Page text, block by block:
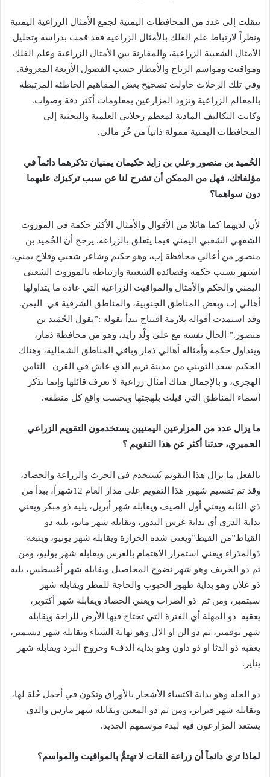
تنقلت إلى عدد من المحافظات اليمنية لجمع الأمثال الزراعية اليمنية
ونظراً لارتباط علم الفلك بالأمثال الزراعية فقد قمت بدراسة وتحليل
الأمثال الشعبية الزراعية، والمقارنة بين الأمثال الزراعية وعلم الفلك
ومواقيت ومواسم الرياح والأمطار حسب الفصول الأربعة المعروفة.
وفي تلك الرحلات حاولت تصحيح بعض المفاهيم الخاطئة المرتبطة
بالمعالم الزراعية ونزود المزارعين بمعلومات أكثر دقة وصواب.
وكانت التكاليف المادية لمعظم رحلاتي العلمية والبحثية إلى
المحافظات اليمنية ممولة ذاتياً من حُر مالي.
الحُميد بن منصور وعلي بن زايد حكيمان يمنيان تذكرهما دائماً في
مؤلفاتك، فهل من الممكن أن تشرح لنا عن سبب تركيزك عليهما
دون سواهما؟
لأن لديهما كما هائلا من الأقوال والأمثال الأكثر حكمة في الموروث
الشفهي الشعبي اليمني فيما يتعلق بالزراعة. يرجح أن الحُميد بن
منصور من أعالي محافظة إب، وهو حكيم وشاعر شعبي وفلاح يمني،
اشتهر بسبب حكمه وقصائده الشعبية وارتباطه بالموروث الشعبي
اليمني والحكم والأمثال والمواقيت الزراعية التي عادة ما يتداولها
أهالي إب وبعض المناطق الجنوبية، والمناطق الشرقية في اليمن.
وقد استمدت أقواله بلازمة افتتاح تبدأ بقوله :”يقول الحُمَيد بن
منصور.” الحال نفسه مع علي وِلْد زايد، وهو من محافظة ذمار،
ويتداول حكمه وأمثاله أهالي ذمار وباقي المناطق الشمالية، وهناك
الحكيم سعد الثويني من مدينة تريم الذي عاش في القرن الثامن
الهجري، و بالإجمال هناك أمثال زراعية لا نعرف قائلها وإنما نذكر
أسماء المناطق التي قيلت بلهجتها وبحسب واقع كل منطقة.
ما يزال عدد من المزارعين اليمنيين يستخدمون التقويم الزراعي
الحميري، حدثنا أكثر عن هذا التقويم ؟
بالفعل ما يزال هذا التقويم يُستخدم في الحرث والزراعة والحصاد،
وقد تم تقسيم شهور هذا التقويم على مدار العام 12شهراً، يبدأ من
ذي الثابه ويعني أول الصيف ويقابله شهر أبريل، يليه ذو مبكر ويعني
بداية الذري أي بداية غرس البذور، ويقابله شهر مايو، يليه ذو
القياظ”من القيظ”ويعني شده الحرارة ويقابله شهر يونيو، ويتبعه
ذوالمذراء ويعني استمرار الاهتمام بالغرس ويقابله شهر يوليو، ومن
ثم ذو الخريف وهو شهر نضوج المحاصيل ويقابله شهر أغسطس، يليه
ذو علان وهو بداية ظهور الحبوب والحاجة للمطر ويقابله شهر
سبتمبر، ومن ثم ذو الصراب ويعني الحصاد ويقابله شهر أكتوبر،
يعقبه ذو المهلة أي الفترة التي تحتاج فيها الأرض للراحة ويقابله
شهر نوفمبر، ثم ذو الن او الال وهو نهاية الشتاء ويقابله شهر ديسمبر،
يعقبه ذو الدثا او ذو داون وهو بداية الدفء وخروج البرد ويقابله شهر
يناير.
ذو الحله وهو بداية اكتساء الأشجار بالأوراق وتكون في أجمل حُلة لها،
ويقابله شهر فبراير، ومن ثم ذو المعين ويقابله شهر مارس والذي
يستعد المزارعون فيه لبدء موسمهم الجديد.
لماذا ترى دائماً أن زراعة القات لا تهتمُّ بالمواقيت والمواسم؟